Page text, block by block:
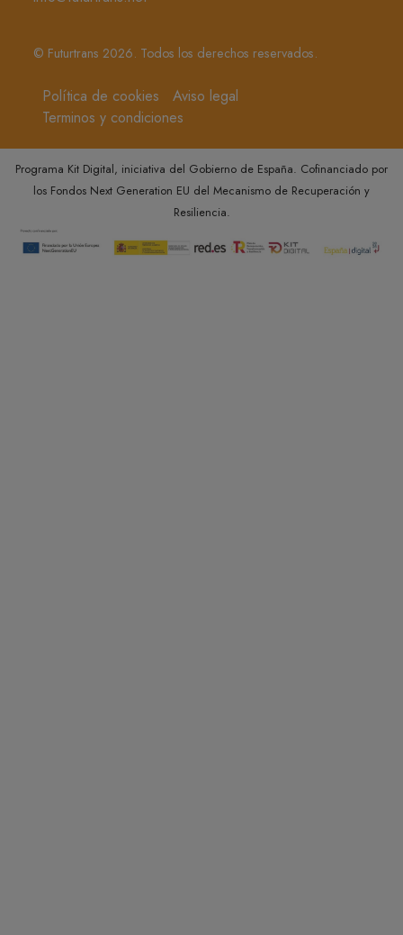
© Futurtrans 2026. Todos los derechos reservados.
Política de cookies
Aviso legal
Terminos y condiciones
Programa Kit Digital, iniciativa del Gobierno de España. Cofinanciado por
los Fondos Next Generation EU del Mecanismo de Recuperación y
Resiliencia.